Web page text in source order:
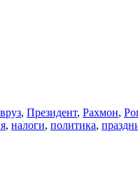
, Президент, Рахмон,
, налоги, политика,